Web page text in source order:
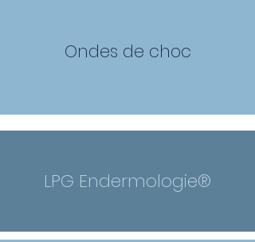
LPG Endermologie®
Ondes de choc